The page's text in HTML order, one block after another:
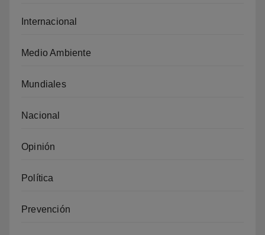
Internacional
Medio Ambiente
Mundiales
Nacional
Opinión
Política
Prevención